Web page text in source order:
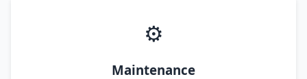
⚙️
Maintenance